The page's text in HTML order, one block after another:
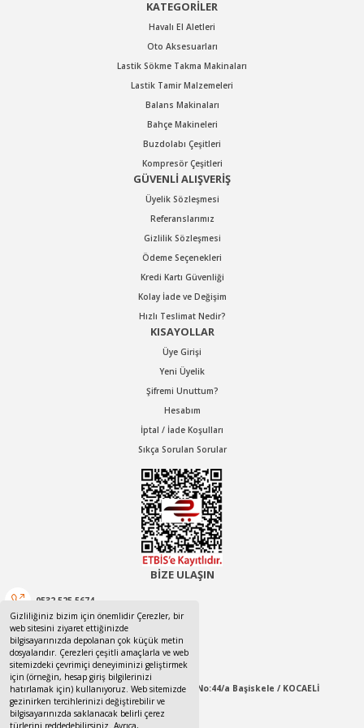
Gizliliğiniz bizim için önemlidir Çerezler, bir
web sitesini ziyaret ettiğinizde
bilgisayarınızda depolanan çok küçük metin
dosyalarıdır. Çerezleri çeşitli amaçlarla ve web
sitemizdeki çevrimiçi deneyiminizi geliştirmek
için (örneğin, hesap giriş bilgilerinizi
hatırlamak için) kullanıyoruz. Web sitemizde
gezinirken tercihlerinizi değiştirebilir ve
bilgisayarınızda saklanacak belirli çerez
türlerini reddedebilirsiniz. Ayrıca,
KATEGORİLER
Havalı El Aletleri
Oto Aksesuarları
Lastik Sökme Takma Makinaları
Lastik Tamir Malzemeleri
Balans Makinaları
Bahçe Makineleri
Buzdolabı Çeşitleri
Kompresör Çeşitleri
GÜVENLİ ALIŞVERİŞ
Üyelik Sözleşmesi
Referanslarımız
Gizlilik Sözleşmesi
Ödeme Seçenekleri
Kredi Kartı Güvenliği
Kolay İade ve Değişim
Hızlı Teslimat Nedir?
KISAYOLLAR
Üye Girişi
Yeni Üyelik
Şifremi Unuttum?
Hesabım
İptal / İade Koşulları
Sıkça Sorulan Sorular
BİZE ULAŞIN
0532 525 5674
0532 525 5674
canotom41@gmail.com
Yaylacık Mahallesi Mert İnan Sokak No:44/a Başiskele / KOCAELİ
09:00-18:00 Pazartesi / Cumartesi